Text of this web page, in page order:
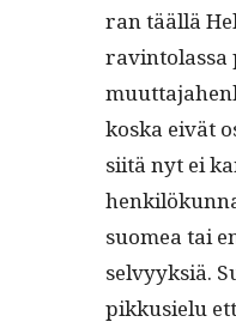
ran tääl­lä
kos­ka eivät
siitä nyt ei
suomea tai
selvyyk­siä.
pikkusielu